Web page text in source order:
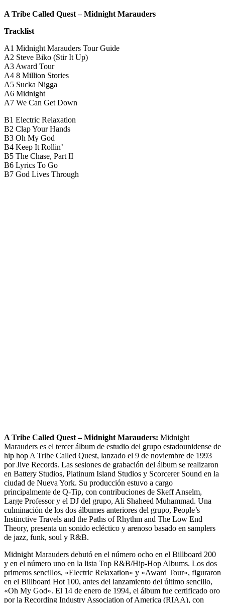
A Tribe Called Quest ‎– Midnight Marauders
Tracklist
A1 Midnight Marauders Tour Guide
A2 Steve Biko (Stir It Up)
A3 Award Tour
A4 8 Million Stories
A5 Sucka Nigga
A6 Midnight
A7 We Can Get Down
B1 Electric Relaxation
B2 Clap Your Hands
B3 Oh My God
B4 Keep It Rollin’
B5 The Chase, Part II
B6 Lyrics To Go
B7 God Lives Through
A Tribe Called Quest ‎– Midnight Marauders: Midnight
Marauders es el tercer álbum de estudio del grupo estadounidense de
hip hop A Tribe Called Quest, lanzado el 9 de noviembre de 1993
por Jive Records. Las sesiones de grabación del álbum se realizaron
en Battery Studios, Platinum Island Studios y Scorcerer Sound en la
ciudad de Nueva York. Su producción estuvo a cargo
principalmente de Q-Tip, con contribuciones de Skeff Anselm,
Large Professor y el DJ del grupo, Ali Shaheed Muhammad. Una
culminación de los dos álbumes anteriores del grupo, People’s
Instinctive Travels and the Paths of Rhythm and The Low End
Theory, presenta un sonido ecléctico y arenoso basado en samplers
de jazz, funk, soul y R&B.
Midnight Marauders debutó en el número ocho en el Billboard 200
y en el número uno en la lista Top R&B/Hip-Hop Albums. Los dos
primeros sencillos, «Electric Relaxation» y «Award Tour», figuraron
en el Billboard Hot 100, antes del lanzamiento del último sencillo,
«Oh My God». El 14 de enero de 1994, el álbum fue certificado oro
por la Recording Industry Association of America (RIAA), con